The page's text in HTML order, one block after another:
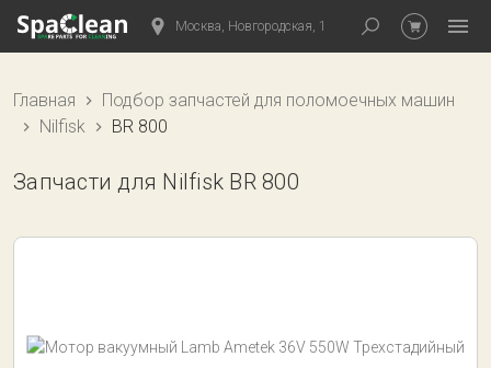
Москва, Новгородская, 1
Главная
Подбор запчастей для поломоечных машин
Nilfisk
BR 800
Запчасти для Nilfisk BR 800